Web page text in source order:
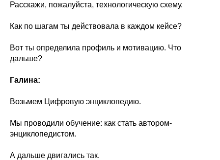
Расскажи, пожалуйста, технологическую схему.
Как по шагам ты действовала в каждом кейсе?
Вот ты определила профиль и мотивацию. Что
дальше?
Галина:
Возьмем Цифровую энциклопедию.
Мы проводили обучение: как стать автором-
энциклопедистом.
А дальше двигались так.